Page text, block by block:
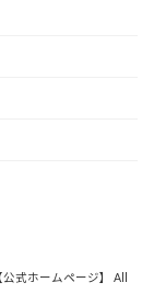
式ホームページ】 All